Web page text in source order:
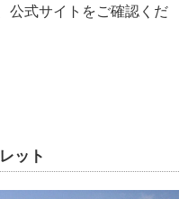
公式サイトをご確認くだ
ット